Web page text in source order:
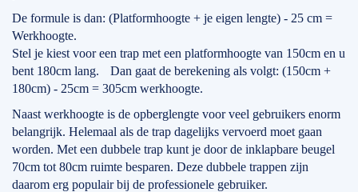
De formule is dan: (Platformhoogte + je eigen lengte) - 25 cm =
Werkhoogte.
Stel je kiest voor een trap met een platformhoogte van 150cm en u
bent 180cm lang. Dan gaat de berekening als volgt: (150cm +
180cm) - 25cm = 305cm werkhoogte.
Naast werkhoogte is de opberglengte voor veel gebruikers enorm
belangrijk. Helemaal als de trap dagelijks vervoerd moet gaan
worden. Met een dubbele trap kunt je door de inklapbare beugel
70cm tot 80cm ruimte besparen. Deze dubbele trappen zijn
daarom erg populair bij de professionele gebruiker.